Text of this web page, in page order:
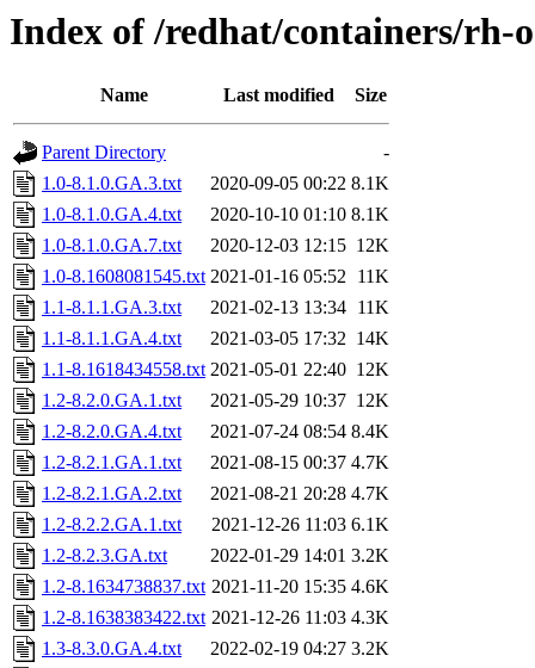
Index of /redhat/containers/rh-
Name Last modified Size
Parent Directory
-
1.0-8.1.0.GA.3.txt
2020-09-05 00:22 8.1K
1.0-8.1.0.GA.4.txt
2020-10-10 01:10 8.1K
1.0-8.1.0.GA.7.txt
2020-12-03 12:15 12K
1.0-8.1608081545.txt 2021-01-16 05:52 11K
1.1-8.1.1.GA.3.txt
2021-02-13 13:34 11K
1.1-8.1.1.GA.4.txt
2021-03-05 17:32 14K
1.1-8.1618434558.txt 2021-05-01 22:40 12K
1.2-8.2.0.GA.1.txt
2021-05-29 10:37 12K
1.2-8.2.0.GA.4.txt
2021-07-24 08:54 8.4K
1.2-8.2.1.GA.1.txt
2021-08-15 00:37 4.7K
1.2-8.2.1.GA.2.txt
2021-08-21 20:28 4.7K
1.2-8.2.2.GA.1.txt
2021-12-26 11:03 6.1K
1.2-8.2.3.GA.txt
2022-01-29 14:01 3.2K
1.2-8.1634738837.txt 2021-11-20 15:35 4.6K
1.2-8.1638383422.txt 2021-12-26 11:03 4.3K
1.3-8.3.0.GA.4.txt
2022-02-19 04:27 3.2K